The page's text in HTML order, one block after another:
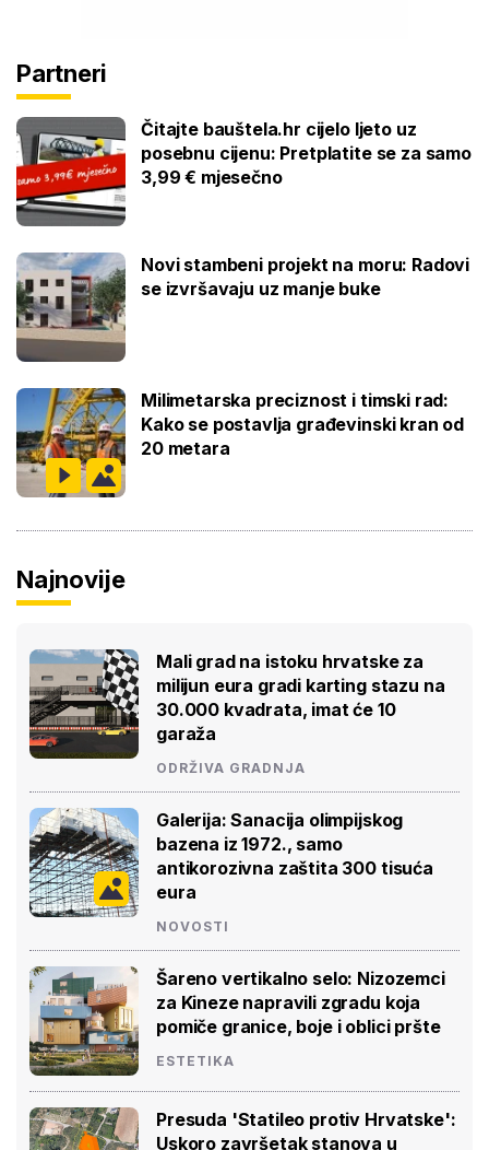
Partneri
Čitajte bauštela.hr cijelo ljeto uz
posebnu cijenu: Pretplatite se za samo
3,99 € mjesečno
Novi stambeni projekt na moru: Radovi
se izvršavaju uz manje buke
Milimetarska preciznost i timski rad:
Kako se postavlja građevinski kran od
20 metara
Najnovije
Mali grad na istoku hrvatske za
milijun eura gradi karting stazu na
30.000 kvadrata, imat će 10
garaža
ODRŽIVA GRADNJA
Galerija: Sanacija olimpijskog
bazena iz 1972., samo
antikorozivna zaštita 300 tisuća
eura
NOVOSTI
Šareno vertikalno selo: Nizozemci
za Kineze napravili zgradu koja
pomiče granice, boje i oblici pršte
ESTETIKA
Presuda 'Statileo protiv Hrvatske':
Uskoro završetak stanova u